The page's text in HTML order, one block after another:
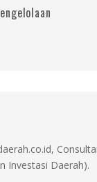
Investasi Daerah).